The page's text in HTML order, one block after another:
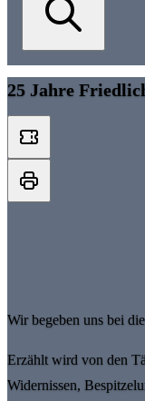
25 Jahre
Wir begeben uns bei
Erzählt wird von den
Widernissen,